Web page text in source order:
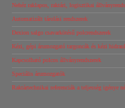
Nehéz raklapos, raktári, logisztikai
Automatizált tárolási rendszerek
Dexion salgo csavarkötésű polcrendszerek
Kézi, gépi árumozgató targoncák és kézi
Kapcsolható polcos állványrendszerek
Speciális árumozgatók
Raktártechnikai referenciák a teljesség igénye